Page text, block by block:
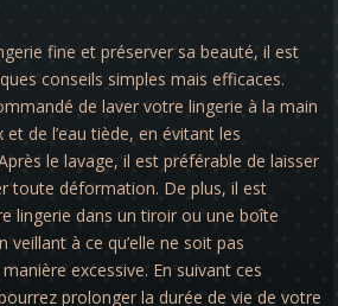
fine et préserver sa beauté, il est
conseils simples mais efficaces.
de laver votre lingerie à la main
de l’eau tiède, en évitant les
le lavage, il est préférable de laisser
toute déformation. De plus, il est
lingerie dans un tiroir ou une boîte
veillant à ce qu’elle ne soit pas
excessive. En suivant ces
prolonger la durée de vie de votre